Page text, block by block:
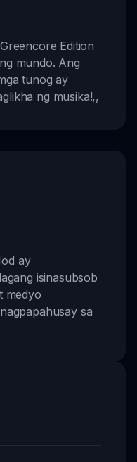
Edition
mundo. Ang
tunog ay
ng musika!,,
ay
isinasubsob
medyo
sa